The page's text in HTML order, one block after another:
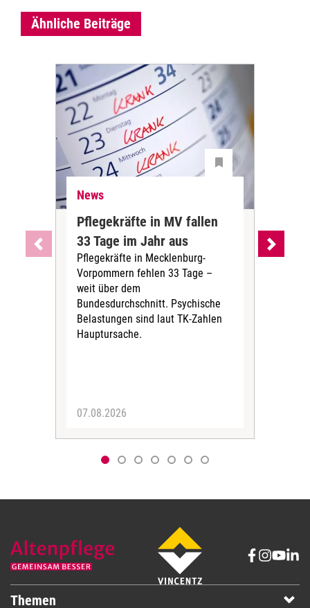
Ähnliche Beiträge
News
Pflegekräfte in MV fallen
33 Tage im Jahr aus
Pflegekräfte in Mecklenburg-
Vorpommern fehlen 33 Tage –
weit über dem
Bundesdurchschnitt. Psychische
Belastungen sind laut TK-Zahlen
Hauptursache.
07.08.2026
Themen